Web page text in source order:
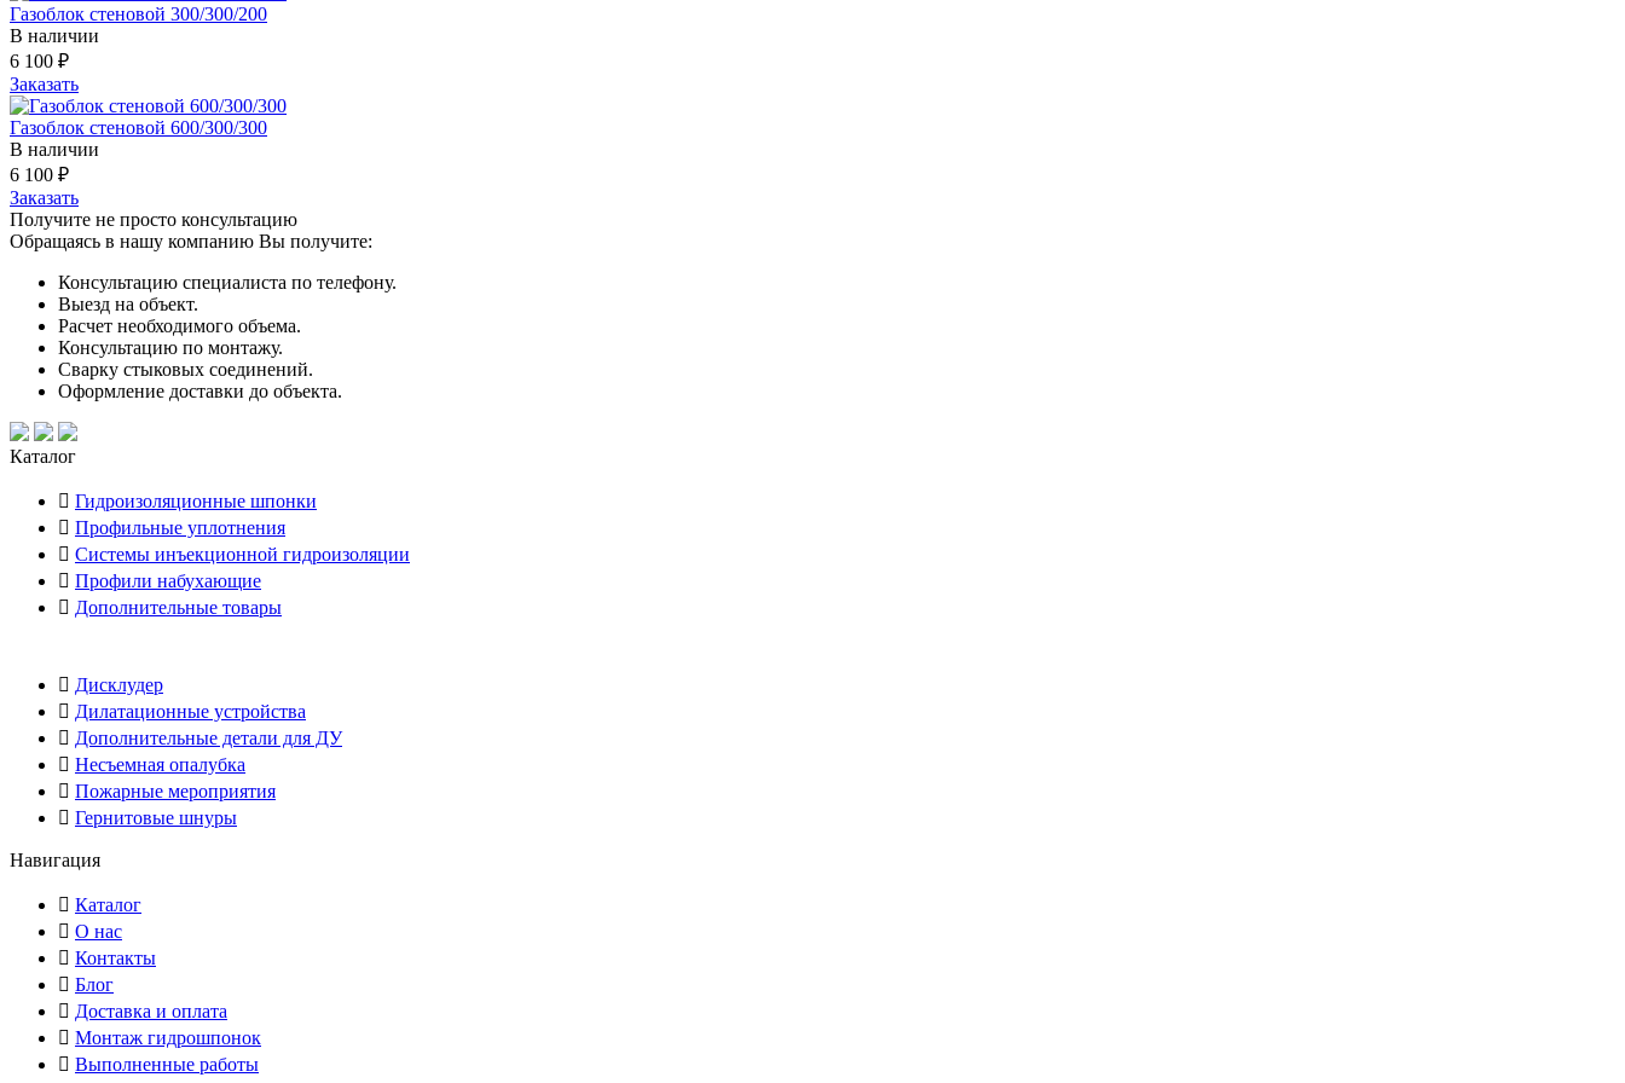
Газоблок стеновой 300/300/200
В наличии
6 100 ₽
Заказать
Газоблок стеновой 600/300/300
В наличии
6 100 ₽
Заказать
Получите не просто консультацию
Обращаясь в нашу компанию Вы получите:
Консультацию специалиста по телефону.
Выезд на объект.
Расчет необходимого объема.
Консультацию по монтажу.
Сварку стыковых соединений.
Оформление доставки до объекта.
Каталог
Гидроизоляционные шпонки
Профильные уплотнения
Системы инъекционной гидроизоляции
Профили набухающие
Дополнительные товары
Дисклудер
Дилатационные устройства
Дополнительные детали для ДУ
Несъемная опалубка
Пожарные мероприятия
Гернитовые шнуры
Навигация
Каталог
О нас
Контакты
Блог
Доставка и оплата
Монтаж гидрошпонок
Выполненные работы